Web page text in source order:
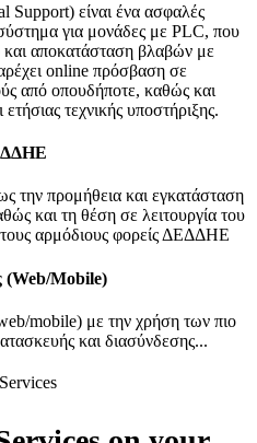
είναι ένα ασφαλές
για μονάδες με PLC, που
και αποκατάσταση βλαβών με
online πρόσβαση σε
από οπουδήποτε, καθώς και
τεχνικής υποστήριξης.
προμήθεια και εγκατάσταση
και τη θέση σε λειτουργία του
αρμόδιους φορείς ΔΕΔΔΗΕ
(Web/Mobile)
mobile) με την χρήση των πιο
και διασύνδεσης...